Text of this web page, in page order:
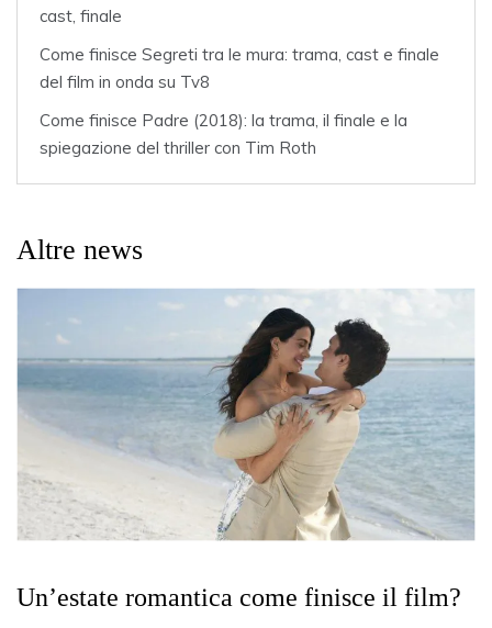
cast, finale
Come finisce Segreti tra le mura: trama, cast e finale
del film in onda su Tv8
Come finisce Padre (2018): la trama, il finale e la
spiegazione del thriller con Tim Roth
Altre news
Un’estate romantica come finisce il film?